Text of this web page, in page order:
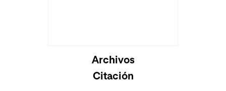
Archivos
Citación